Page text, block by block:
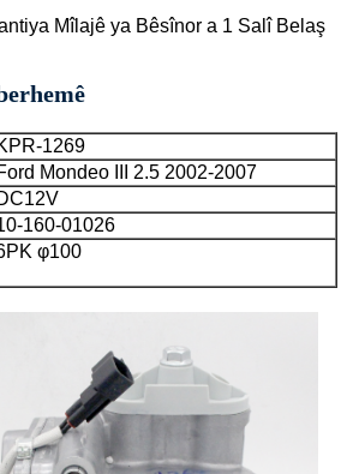
Mîlajê ya Bêsînor a 1 Salî Belaş
1269
Mondeo III 2.5 2002-2007
160-01026
φ100